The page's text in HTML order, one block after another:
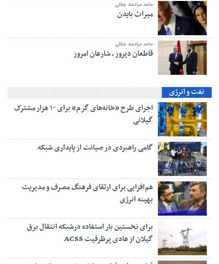
حامد مرادمند جلالی
میراث بایدن
حامد مرادمند جلالی
قاطعان دیروز ، شارعان امروز
نفت و انرژی
اجرای طرح «خانه‌های گرم» برای ۱۰ هزار مشترک
گیلانی
گامی راهبردی در صیانت از پایداری شبکه
هم‌افزایی برای ارتقای فرهنگ مصرف و مدیریت
بهینه انرژی
برای نخستین بار استفاده درشبکه انتقال برق
گیلان از هادی پرظرفیت ACSS